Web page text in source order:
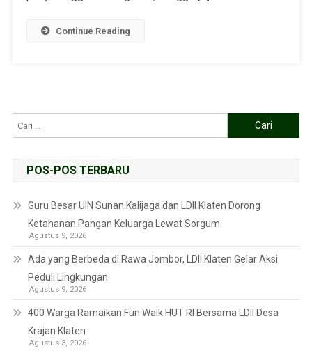
Continue Reading
POS-POS TERBARU
Guru Besar UIN Sunan Kalijaga dan LDII Klaten Dorong
Ketahanan Pangan Keluarga Lewat Sorgum
Agustus 9, 2026
Ada yang Berbeda di Rawa Jombor, LDII Klaten Gelar Aksi
Peduli Lingkungan
Agustus 9, 2026
400 Warga Ramaikan Fun Walk HUT RI Bersama LDII Desa
Krajan Klaten
Agustus 3, 2026